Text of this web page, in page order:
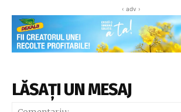
‹ adv ›
LĂSAȚI UN MESAJ